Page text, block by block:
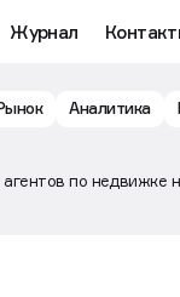
Журнал
Аналитика
по недвижке